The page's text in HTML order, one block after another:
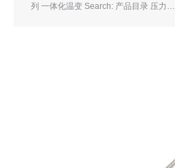
列 一体化温变 Search: 产品目录 压力…